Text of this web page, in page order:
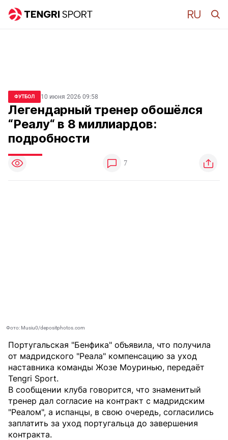
ФУТБОЛ 10 июня 2026 09:58
Легендарный тренер обошёлся
“Реалу“ в 8 миллиардов:
подробности
7
Фото: Musiu0/depositphotos.com
Португальская "Бенфика" объявила, что получила
от мадридского "Реала" компенсацию за уход
наставника команды Жозе Моуринью, передаёт
Tengri Sport.
В сообщении клуба говорится, что знаменитый
тренер дал согласие на контракт с мадридским
"Реалом", а испанцы, в свою очередь, согласились
заплатить за уход португальца до завершения
контракта.